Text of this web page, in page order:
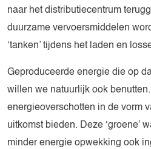
naar het distributiecentrum
duurzame vervoersmiddelen
‘tanken’ tijdens het laden en
Geproduceerde energie die op
willen we natuurlijk ook
energieoverschotten in de vorm
uitkomst bieden. Deze ‘groene’
minder energie opwekking ook